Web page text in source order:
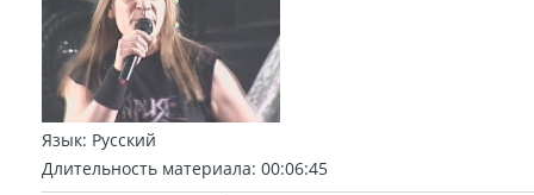
Язык: Русский
Длительность материала: 00:06:45